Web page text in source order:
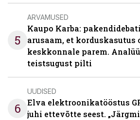
5
ARVAMUSED
Kaupo Karba:
arusaam, et korduskasutus
keskkonnale parem.
teistsugust pilti
6
UUDISED
Elva elektroonikatööstus
juhi ettevõtte seest.